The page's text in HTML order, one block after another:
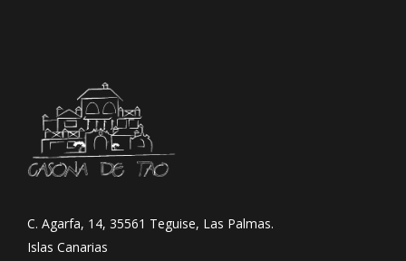
C. Agarfa, 14, 35561 Teguise, Las Palmas.
Islas Canarias